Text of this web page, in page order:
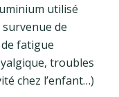
utilisé
de
fatigue
troubles
chez l’enfant…)